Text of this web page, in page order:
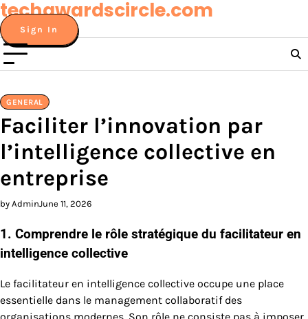
Skip
to
content
techawardscircle.com
Sign In
GENERAL
Faciliter l’innovation par
l’intelligence collective en
entreprise
by AdminJune 11, 2026
1. Comprendre le rôle stratégique du facilitateur en
intelligence collective
Le facilitateur en intelligence collective occupe une place
essentielle dans le management collaboratif des